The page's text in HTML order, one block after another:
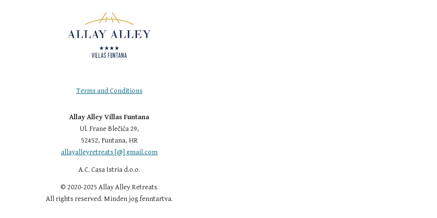
Terms and Conditions
Allay Alley Villas Funtana
Ul. Frane Blečića 29,
52452, Funtana, HR
allayalleyretreats [@] gmail.com
A.C. Casa Istria d.o.o.
© 2020-2025 Allay Alley Retreats.
All rights reserved. Minden jog fenntartva.